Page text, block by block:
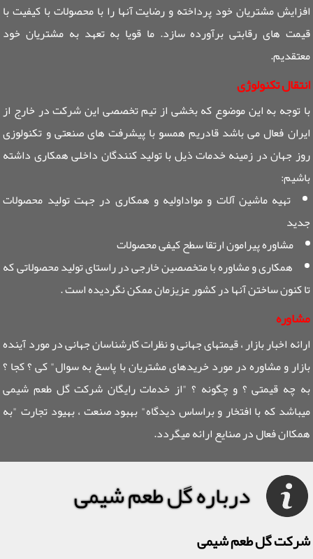
افزایش مشتریان خود پرداخته و رضایت آنها را با محصولات با کیفیت با
قیمت های رقابتی برآورده سازد. ما قویا به تعهد به مشتریان خود
معتقدیم.
انتقال تکنولوژی
با توجه به این موضوع که بخشی از تیم تخصصی این شرکت در خارج از
ایران فعال می باشد قادریم همسو با پیشرفت های صنعتی و تکنولوزی
روز جهان در زمینه خدمات ذیل با تولید کنندگان داخلی همکاری داشته
باشیم:
تهیه ماشین آلات و مواداولیه و همکاری در جهت تولید محصولات
جدید
مشاوره پیرامون ارتقا سطح کیفی محصولات
همکاری و مشاوره با متخصصین خارجی در راستای تولید محصولاتی که
تا کنون ساختن آنها در کشور عزیزمان ممکن نگردیده است .
مشاوره
ارائه اخبار بازار ، قیمتهای جهانی و نظرات کارشناسان جهانی در مورد آینده
بازار و مشاوره در مورد خریدهای مشتریان با پاسخ به سوال" کی ؟ کجا ؟
به چه قیمتی ؟ و چگونه ؟ "از خدمات رایگان شرکت گل طعم شیمی
میباشد که با افتخار و براساس دیدگاه" بهبود صنعت ، بهیود تجارت "به
همکاان فعال در صنایع ارائه میگردد.
درباره گل طعم شیمی
شرکت گل طعم شیمی